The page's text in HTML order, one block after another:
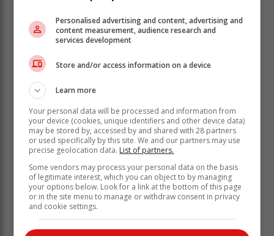
Personalised advertising and content, advertising and
content measurement, audience research and
services development
Store and/or access information on a device
Learn more
Your personal data will be processed and information from
your device (cookies, unique identifiers and other device data)
may be stored by, accessed by and shared with 28 partners
or used specifically by this site. We and our partners may use
precise geolocation data. List of partners.
Some vendors may process your personal data on the basis
of legitimate interest, which you can object to by managing
your options below. Look for a link at the bottom of this page
or in the site menu to manage or withdraw consent in privacy
and cookie settings.